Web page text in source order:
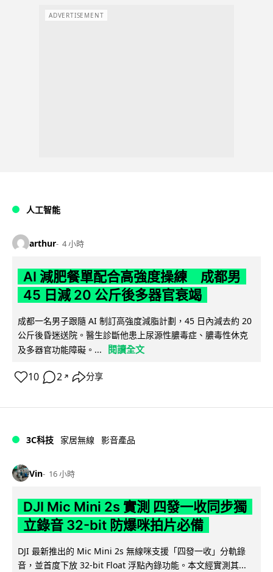
ADVERTISEMENT
人工智能
arthur 4 小時
AI 減肥餐單配合高強度操練 成都男
45 日減 20 公斤後多器官衰竭
成都一名男子跟隨 AI 制訂高強度減脂計劃，45 日內減去約 20
公斤後昏迷送院。醫生診斷他患上尿源性膿毒症、膿毒性休克
及多器官功能障礙。...
閱讀全文
10 2 ↗ 分享
3C科技 家居無線 影音產品
Vin 16 小時
DJI Mic Mini 2s 實測 四發一收同步獨
立錄音 32-bit 防爆咪拍片必備
DJI 最新推出的 Mic Mini 2s 無線咪支援「四發一收」分軌錄
音，並首度下放 32-bit Float 浮點內錄功能。本文經實測其...